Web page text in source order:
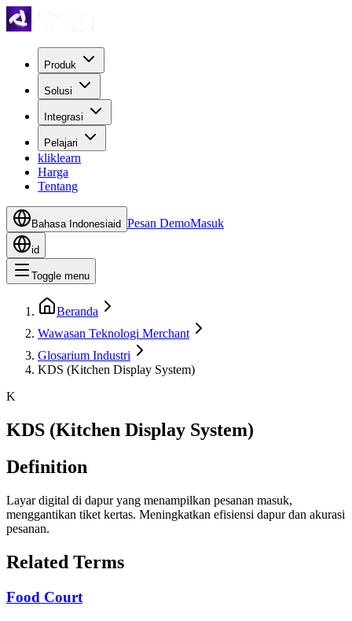
Produk
Solusi
Integrasi
Pelajari
kliklearn
Harga
Tentang
Bahasa Indonesiaid Pesan DemoMasuk
id
Toggle menu
Beranda
Wawasan Teknologi Merchant
Glosarium Industri
KDS (Kitchen Display System)
K
KDS (Kitchen Display System)
Definition
Layar digital di dapur yang menampilkan pesanan masuk,
menggantikan tiket kertas. Meningkatkan efisiensi dapur dan akurasi
pesanan.
Related Terms
Food Court